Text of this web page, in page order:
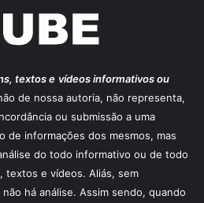
textos e vídeos informativos ou
de nossa autoria, não representa,
ou submissão a uma
de informações dos mesmos, mas
do todo informativo ou de todo
textos e vídeos. Aliás, sem
há análise. Assim sendo, quando